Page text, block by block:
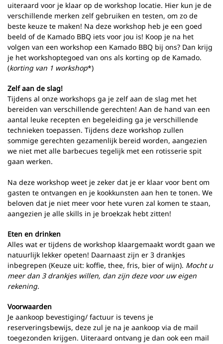
uiteraard voor je klaar op de workshop locatie. Hier kun je de
verschillende merken zelf gebruiken en testen, om zo de
beste keuze te maken! Na deze workshop heb je een goed
beeld of de Kamado BBQ iets voor jou is! Koop je na het
volgen van een workshop een Kamado BBQ bij ons? Dan krijg
je het workshoptegoed van ons als korting op de Kamado.
(korting van 1 workshop*)
Zelf aan de slag!
Tijdens al onze workshops ga je zelf aan de slag met het
bereiden van verschillende gerechten! Aan de hand van een
aantal leuke recepten en begeleiding ga je verschillende
technieken toepassen. Tijdens deze workshop zullen
sommige gerechten gezamenlijk bereid worden, aangezien
we niet met alle barbecues tegelijk met een rotisserie spit
gaan werken.
Na deze workshop weet je zeker dat je er klaar voor bent om
gasten te ontvangen en je kookkunsten aan hen te tonen. We
beloven dat je niet meer voor hete vuren zal komen te staan,
aangezien je alle skills in je broekzak hebt zitten!
Eten en drinken
Alles wat er tijdens de workshop klaargemaakt wordt gaan we
natuurlijk lekker opeten! Daarnaast zijn er 3 drankjes
inbegrepen (Keuze uit: koffie, thee, fris, bier of wijn). Mocht u
meer dan 3 drankjes willen, dan zijn deze voor uw eigen
rekening.
Voorwaarden
Je aankoop bevestiging/ factuur is tevens je
reserveringsbewijs, deze zul je na je aankoop via de mail
toegezonden krijgen. Uiteraard ontvang je dan ook een mail